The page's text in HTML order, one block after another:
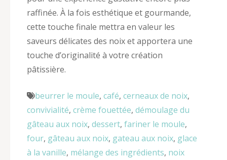
raffinée. À la fois esthétique et gourmande,
cette touche finale mettra en valeur les
saveurs délicates des noix et apportera une
touche d’originalité à votre création
pâtissière.
beurrer le moule, café, cerneaux de noix,
convivialité, crème fouettée, démoulage du
gâteau aux noix, dessert, fariner le moule,
four, gâteau aux noix, gateau aux noix, glace
à la vanille, mélange des ingrédients, noix